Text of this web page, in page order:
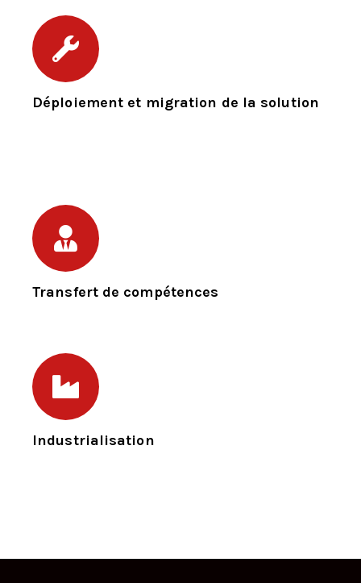
Déploiement et migration de la solution
Transfert de compétences
Industrialisation